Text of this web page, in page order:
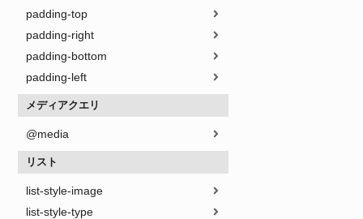
padding-top
padding-right
padding-bottom
padding-left
メディアクエリ
@media
リスト
list-style-image
list-style-type